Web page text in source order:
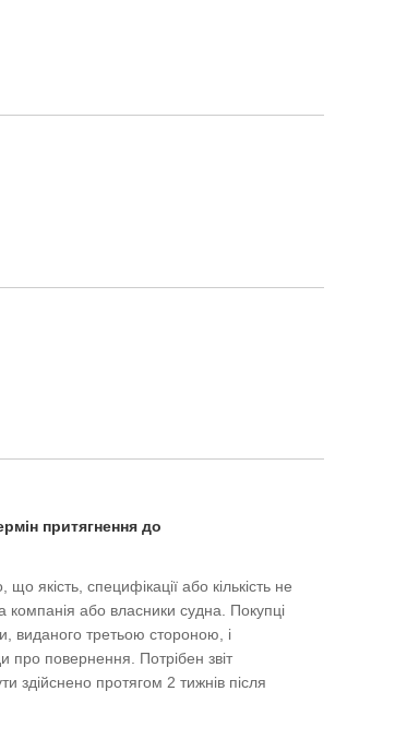
притягнення до
якість, специфікації або кількість не
компанія або власники судна. Покупці
виданого третьою стороною, і
про повернення. Потрібен звіт
здійснено протягом 2 тижнів після